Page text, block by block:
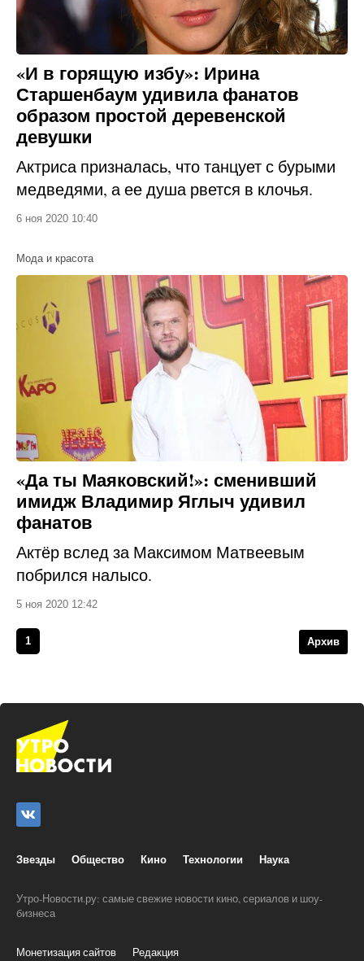
«И в горящую избу»: Ирина
Старшенбаум удивила фанатов
образом простой деревенской
девушки
Актриса призналась, что танцует с бурыми
медведями, а ее душа рвется в клочья.
6 ноя 2020 10:40
Мода и красота
«Да ты Маяковский!»: сменивший
имидж Владимир Яглыч удивил
фанатов
Актёр вслед за Максимом Матвеевым
побрился налысо.
5 ноя 2020 12:42
1 Архив
Звезды Общество Кино Технологии Наука
Утро-Новости.ру: самые свежие новости кино, сериалов и шоу-
бизнеса
Монетизация сайтов
Редакция